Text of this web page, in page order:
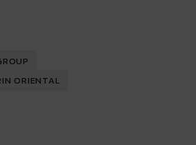
ORIENTAL